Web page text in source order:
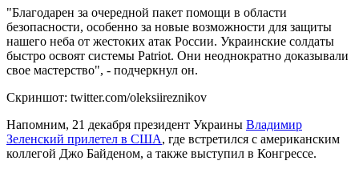
"Благодарен за очередной пакет помощи в области
безопасности, особенно за новые возможности для защиты
нашего неба от жестоких атак России. Украинские солдаты
быстро освоят системы Patriot. Они неоднократно доказывали
свое мастерство", - подчеркнул он.
Скриншот: twitter.com/oleksiireznikov
Напомним, 21 декабря президент Украины Владимир
Зеленский прилетел в США, где встретился с американским
коллегой Джо Байденом, а также выступил в Конгрессе.